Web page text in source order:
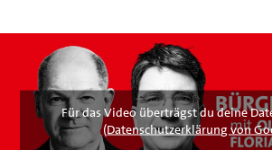
Für das Video überträgst du deine
(Datenschutzerklärung von